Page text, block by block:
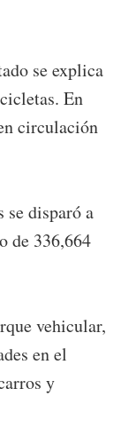
se explica
En
circulación
se disparó a
de 336,664
vehicular,
en el
y